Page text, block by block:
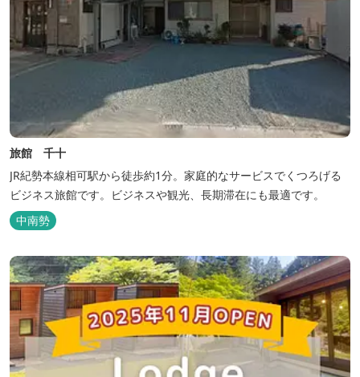
旅館 千十
JR紀勢本線相可駅から徒歩約1分。家庭的なサービスでくつろげる
ビジネス旅館です。ビジネスや観光、長期滞在にも最適です。
中南勢